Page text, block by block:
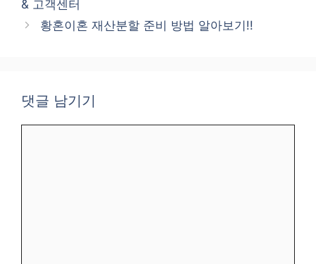
리
& 고객센터
황혼이혼 재산분할 준비 방법 알아보기!!
댓글 남기기